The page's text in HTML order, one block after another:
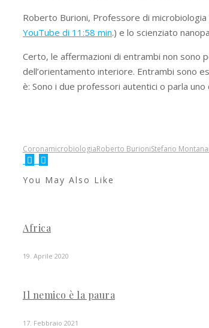
Roberto Burioni, Professore di
YouTube di 11:58 min.) e lo scienziato
Certo, le affermazioni di entrambi non sono
dell’orientamento interiore. Entrambi sono
è: Sono i due professori autentici o parla
CoronamicrobiologiaRoberto BurioniStefano
You May Also Like
Africa
19. Aprile 2020
Il nemico è la paura
17. Febbraio 2021